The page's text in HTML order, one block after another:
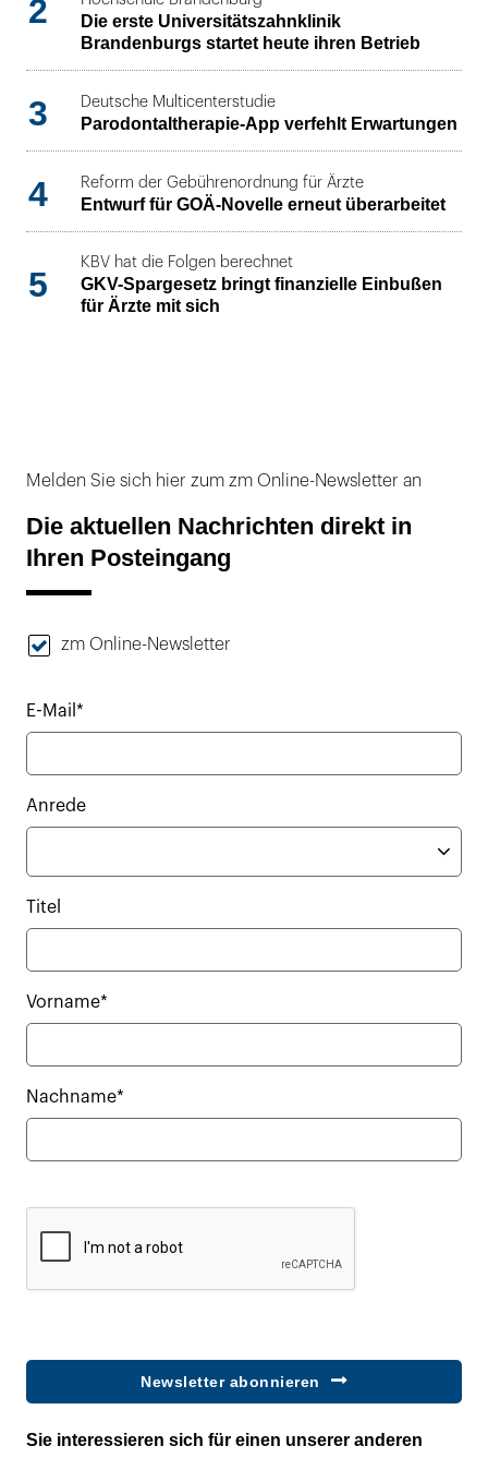
2
Die erste Universitätszahnklinik
Brandenburgs startet heute ihren Betrieb
3 Deutsche Multicenterstudie
Parodontaltherapie-App verfehlt Erwartungen
4 Reform der Gebührenordnung für Ärzte
Entwurf für GOÄ-Novelle erneut überarbeitet
5
KBV hat die Folgen berechnet
GKV-Spargesetz bringt finanzielle Einbußen
für Ärzte mit sich
Melden Sie sich hier zum zm Online-Newsletter an
Die aktuellen Nachrichten direkt in
Ihren Posteingang
zm Online-Newsletter
E-Mail*
Anrede
Titel
Vorname*
Nachname*
Newsletter abonnieren
Sie interessieren sich für einen unserer anderen